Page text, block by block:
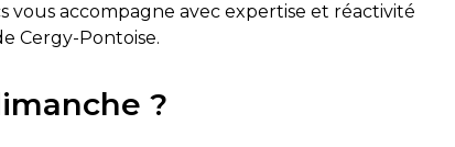
vous accompagne avec expertise et réactivité
Cergy-Pontoise.
?